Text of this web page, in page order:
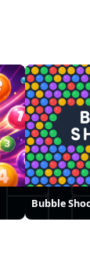
Bubble